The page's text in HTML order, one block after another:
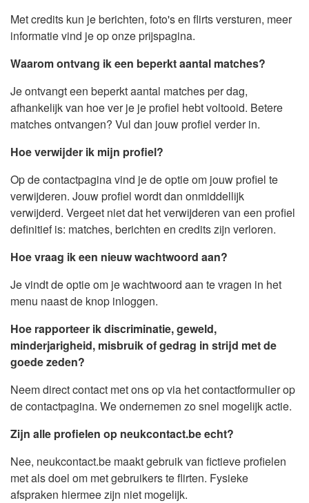
Met credits kun je berichten, foto's en flirts versturen, meer
informatie vind je op onze prijspagina.
Waarom ontvang ik een beperkt aantal matches?
Je ontvangt een beperkt aantal matches per dag,
afhankelijk van hoe ver je je profiel hebt voltooid. Betere
matches ontvangen? Vul dan jouw profiel verder in.
Hoe verwijder ik mijn profiel?
Op de contactpagina vind je de optie om jouw profiel te
verwijderen. Jouw profiel wordt dan onmiddellijk
verwijderd. Vergeet niet dat het verwijderen van een profiel
definitief is: matches, berichten en credits zijn verloren.
Hoe vraag ik een nieuw wachtwoord aan?
Je vindt de optie om je wachtwoord aan te vragen in het
menu naast de knop inloggen.
Hoe rapporteer ik discriminatie, geweld,
minderjarigheid, misbruik of gedrag in strijd met de
goede zeden?
Neem direct contact met ons op via het contactformulier op
de contactpagina. We ondernemen zo snel mogelijk actie.
Zijn alle profielen op neukcontact.be echt?
Nee, neukcontact.be maakt gebruik van fictieve profielen
met als doel om met gebruikers te flirten. Fysieke
afspraken hiermee zijn niet mogelijk.